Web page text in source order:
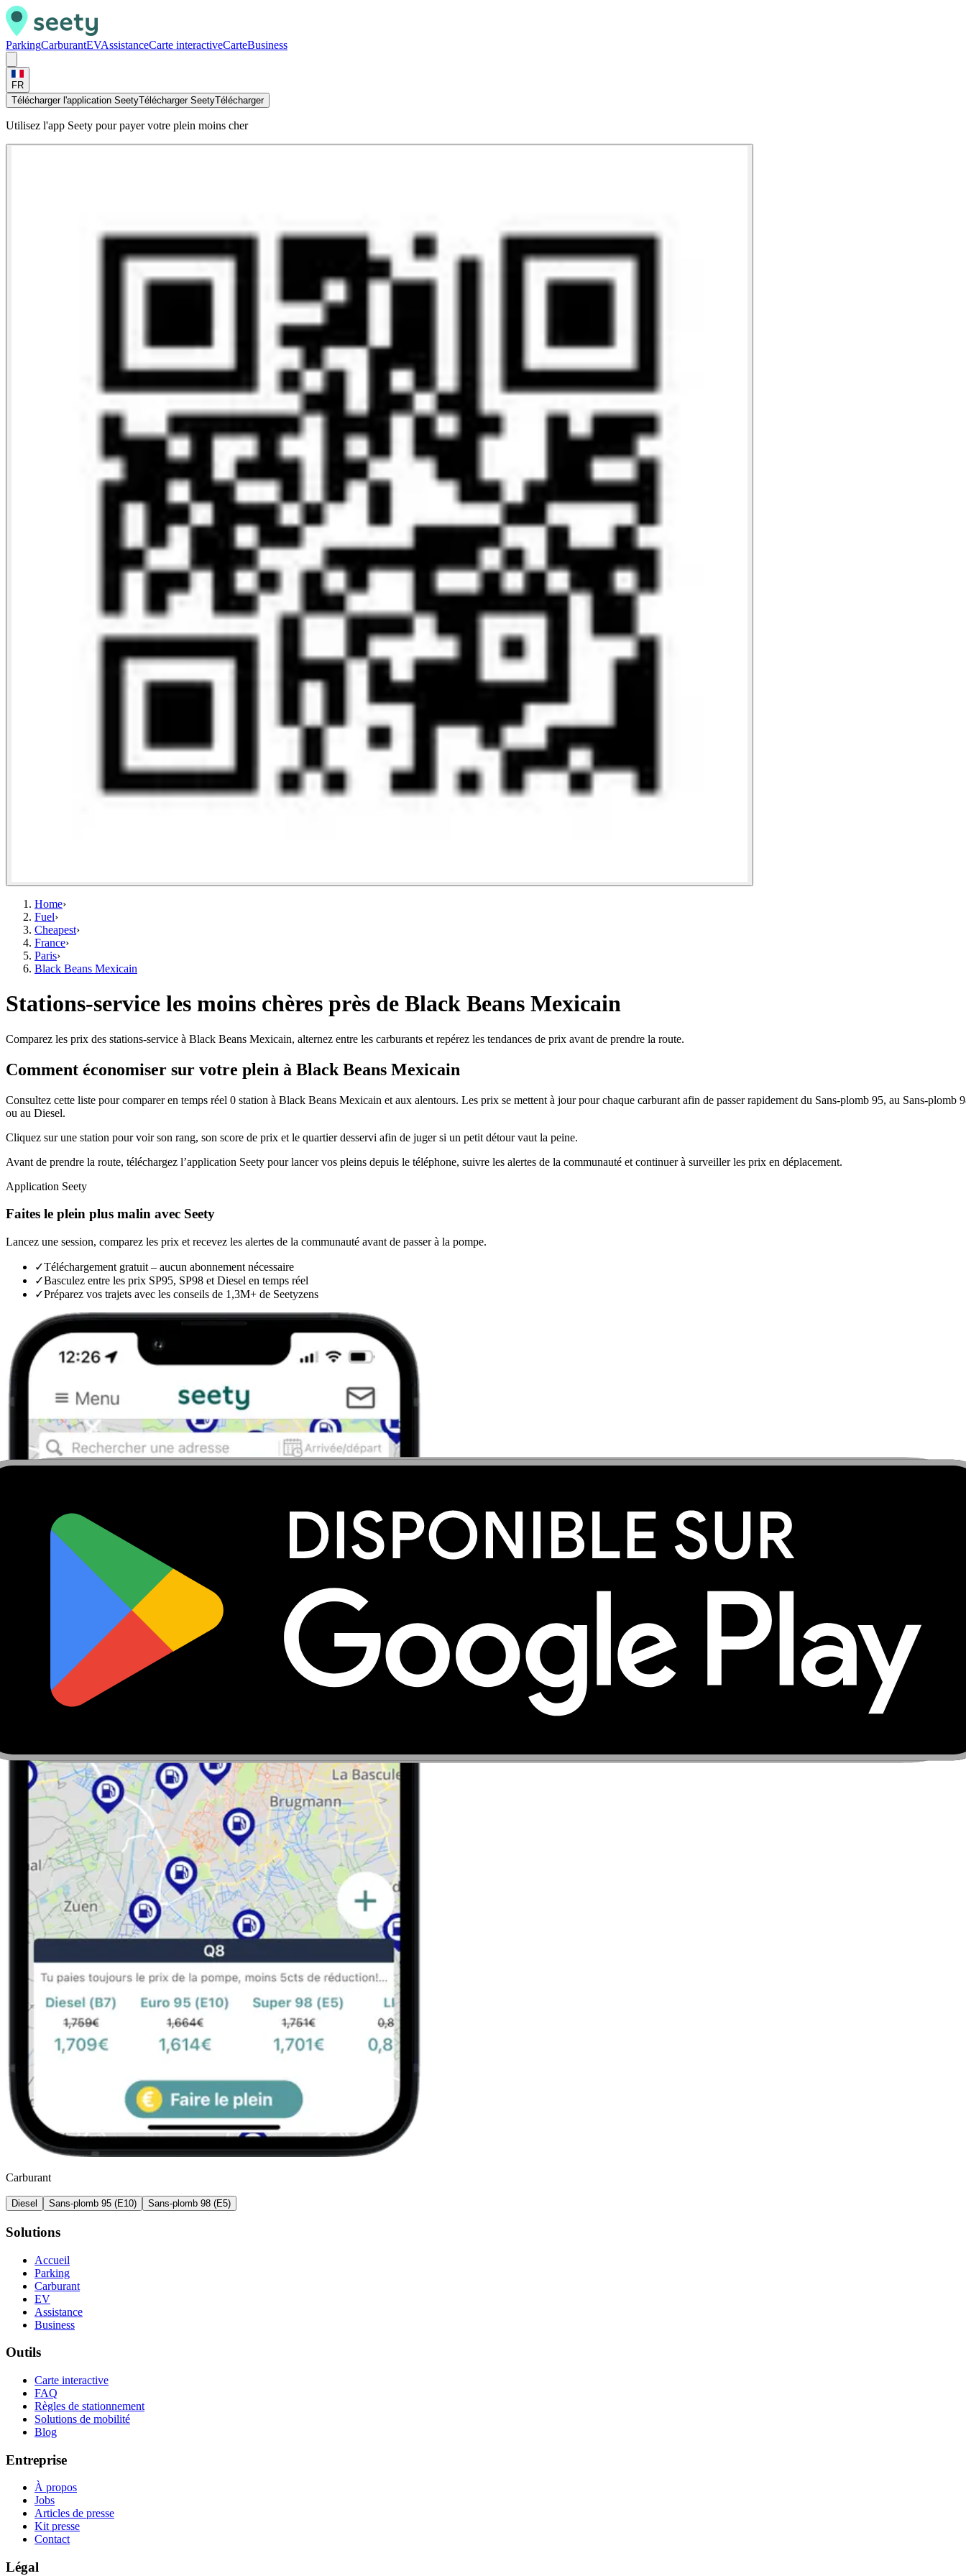
ParkingCarburantEVAssistanceCarte interactiveCarteBusiness
FR
Télécharger l'application SeetyTélécharger SeetyTélécharger
Utilisez l'app Seety pour payer votre plein moins cher
Home›
Fuel›
Cheapest›
France›
Paris›
Black Beans Mexicain
Stations-service les moins chères près de Black Beans Mexicain
Comparez les prix des stations-service à Black Beans Mexicain, alternez entre les carburants et repérez les tendances de prix avant de prendre la route.
Comment économiser sur votre plein à Black Beans Mexicain
Consultez cette liste pour comparer en temps réel 0 station à Black Beans Mexicain et aux alentours. Les prix se mettent à jour pour chaque carburant afin de passer rapidement du Sans-plomb 95, au Sans-plomb
ou au Diesel.
Cliquez sur une station pour voir son rang, son score de prix et le quartier desservi afin de juger si un petit détour vaut la peine.
Avant de prendre la route, téléchargez l’application Seety pour lancer vos pleins depuis le téléphone, suivre les alertes de la communauté et continuer à surveiller les prix en déplacement.
Application Seety
Faites le plein plus malin avec Seety
Lancez une session, comparez les prix et recevez les alertes de la communauté avant de passer à la pompe.
✓Téléchargement gratuit – aucun abonnement nécessaire
✓Basculez entre les prix SP95, SP98 et Diesel en temps réel
✓Préparez vos trajets avec les conseils de 1,3M+ de Seetyzens
Carburant
Diesel Sans-plomb 95 (E10) Sans-plomb 98 (E5)
Solutions
Accueil
Parking
Carburant
EV
Assistance
Business
Outils
Carte interactive
FAQ
Règles de stationnement
Solutions de mobilité
Blog
Entreprise
À propos
Jobs
Articles de presse
Kit presse
Contact
Légal